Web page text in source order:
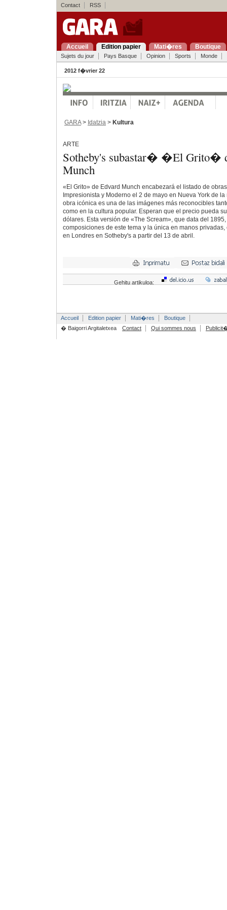
Contact RSS
Accueil Edition papier Mati�res Boutique
Sujets du jour Pays Basque Opinion Sports Monde
2012 f�vrier 22
GARA> Idatzia > Kultura
ARTE
Sotheby's subastar� �El Grito�
Munch
«El Grito» de Edvard Munch encabezará el listado de
Impresionista y Moderno el 2 de mayo en Nueva York de
obra icónica es una de las imágenes más reconocibles
como en la cultura popular. Esperan que el precio pueda
dólares. Esta versión de «The Scream», que data del
composiciones de este tema y la única en manos
en Londres en Sotheby's a partir del 13 de abril.
Gehitu artikuloa:
Accueil Edition papier Mati�res
Boutique
� Baigorri Argitaletxea
Contact Qui sommes nous